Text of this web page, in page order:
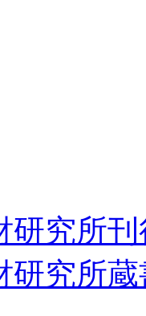
研究所
研究所